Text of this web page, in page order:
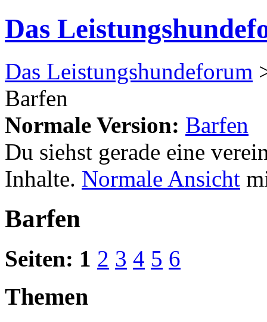
Das
Das Leistungshundeforum
Barfen
Normale Version: Barfen
Du siehst gerade eine
Inhalte. Normale Ansicht
Barfen
Seiten: 1 2 3 4 5 6
Themen